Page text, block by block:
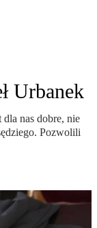
Urbanek
nas dobre, nie
Pozwolili